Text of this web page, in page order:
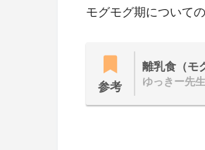
モグモグ期について
参考
離乳食（モ
ゆっきー先